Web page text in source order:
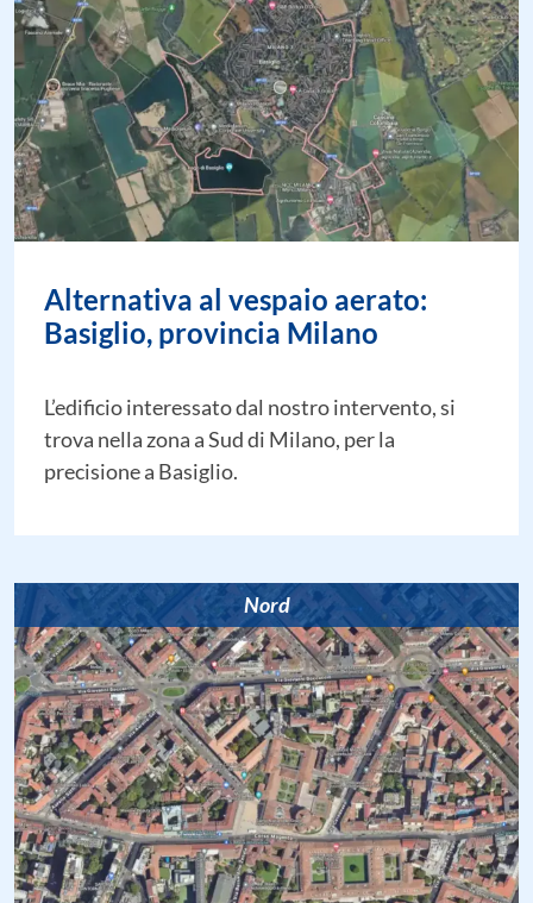
Alternativa al vespaio aerato:
Basiglio, provincia Milano
L’edificio interessato dal nostro intervento, si
trova nella zona a Sud di Milano, per la
precisione a Basiglio.
Nord